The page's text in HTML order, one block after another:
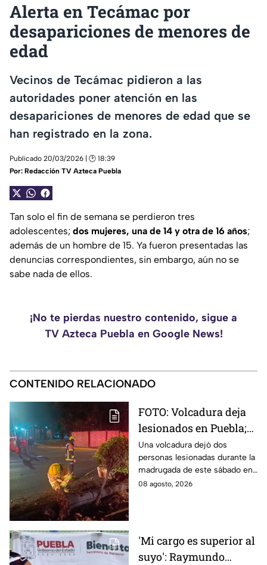
Alerta en Tecámac por
desapariciones de menores de
edad
Vecinos de Tecámac pidieron a las
autoridades poner atención en las
desapariciones de menores de edad que se
han registrado en la zona.
Publicado 20/03/2026 | 🕑 18:39
Por: Redacción TV Azteca Puebla
Tan solo el fin de semana se perdieron tres
adolescentes; dos mujeres, una de 14 y otra de 16 años;
además de un hombre de 15. Ya fueron presentadas las
denuncias correspondientes, sin embargo, aún no se
sabe nada de ellos.
¡No te pierdas nuestro contenido, sigue a
TV Azteca Puebla en Google News!
CONTENIDO RELACIONADO
FOTO: Volcadura deja
lesionados en Puebla;
así quedó el vehículo
destrozado
Una volcadura dejó dos
personas lesionadas durante la
madrugada de este sábado en
la ciudad de Puebla, luego de
08 agosto, 2026
'Mi cargo es superior al
suyo': Raymundo